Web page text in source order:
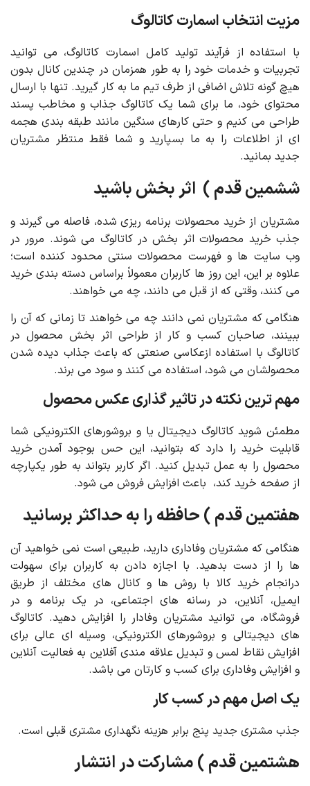
مزیت انتخاب اسمارت کاتالوگ
با استفاده از فرآیند تولید کامل اسمارت کاتالوگ، می توانید
تجربیات و خدمات خود را به طور همزمان در چندین کانال بدون
هیچ گونه تلاش اضافی از طرف تیم ما به کار گیرید. تنها با ارسال
محتوای خود، ما برای شما یک کاتالوگ جذاب و مخاطب پسند
طراحی می کنیم و حتی کارهای سنگین مانند طبقه بندی هجمه
ای از اطلاعات را به ما بسپارید و شما فقط منتظر مشتریان
جدید بمانید.
ششمین قدم ) اثر بخش باشید
مشتریان از خرید محصولات برنامه ریزی شده، فاصله می گیرند و
جذب خرید محصولات اثر بخش در کاتالوگ می شوند. مرور در
وب سایت ها و فهرست محصولات سنتی محدود کننده است؛
علاوه بر این، این روز ها کاربران معمولاً براساس دسته بندی خرید
می کنند، وقتی که از قبل می دانند، چه می خواهند.
هنگامی که مشتریان نمی دانند چه می خواهند تا زمانی که آن را
ببینند، صاحبان کسب و کار از طراحی اثر بخش محصول در
کاتالوگ با استفاده ازعکاسی صنعتی که باعث جذاب دیده شدن
محصولشان می شود، استفاده می کنند و سود می برند.
مهم ترین نکته در تاثیر گذاری عکس محصول
مطمئن شوید کاتالوگ دیجیتال یا و بروشورهای الکترونیکی شما
قابلیت خرید را دارد که بتوانید، این حس بوجود آمدن خرید
محصول را به عمل تبدیل کنید. اگر کاربر بتواند به طور یکپارچه
از صفحه خرید کند، باعث افزایش فروش می شود.
هفتمین قدم ) حافظه را به حداکثر برسانید
هنگامی که مشتریان وفاداری دارید، طبیعی است نمی خواهید آن
ها را از دست بدهید. با اجازه دادن به کاربران برای سهولت
درانجام خرید کالا با روش ها و کانال های مختلف از طریق
ایمیل، آنلاین، در رسانه های اجتماعی، در یک برنامه و در
فروشگاه، می توانید مشتریان وفادار را افزایش دهید. کاتالوگ
های دیجیتالی و بروشورهای الکترونیکی، وسیله ای عالی برای
افزایش نقاط لمس و تبدیل علاقه مندی آفلاین به فعالیت آنلاین
و افزایش وفاداری برای کسب و کارتان می باشد.
یک اصل مهم در کسب کار
جذب مشتری جدید پنج برابر هزینه نگهداری مشتری قبلی است.
هشتمین قدم ) مشارکت در انتشار